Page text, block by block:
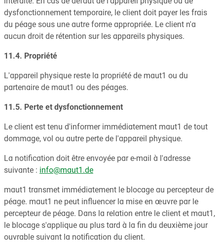
dysfonctionnement temporaire, le client doit payer les frais
du péage sous une autre forme appropriée. Le client n'a
aucun droit de rétention sur les appareils physiques.
11.4. Propriété
L'appareil physique reste la propriété de maut1 ou du
partenaire de maut1 ou des péages.
11.5. Perte et dysfonctionnement
Le client est tenu d'informer immédiatement maut1 de tout
dommage, vol ou autre perte de l'appareil physique.
La notification doit être envoyée par e-mail à l'adresse
suivante : info@maut1.de
maut1 transmet immédiatement le blocage au percepteur de
péage. maut1 ne peut influencer la mise en œuvre par le
percepteur de péage. Dans la relation entre le client et maut1,
le blocage s'applique au plus tard à la fin du deuxième jour
ouvrable suivant la notification du client.